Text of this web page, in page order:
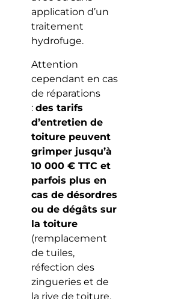
application d’un
traitement
hydrofuge.
Attention
cependant en cas
de réparations
: des tarifs
d’entretien de
toiture peuvent
grimper jusqu’à
10 000 € TTC et
parfois plus en
cas de désordres
ou de dégâts sur
la toiture
(remplacement
de tuiles,
réfection des
zingueries et de
la rive de toiture,